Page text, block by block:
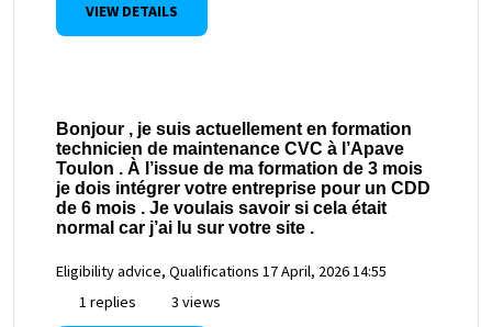
VIEW DETAILS
Bonjour , je suis actuellement en formation
technicien de maintenance CVC à l’Apave
Toulon . À l’issue de ma formation de 3 mois
je dois intégrer votre entreprise pour un CDD
de 6 mois . Je voulais savoir si cela était
normal car j’ai lu sur votre site .
Eligibility advice, Qualifications 17 April, 2026 14:55
1 replies
3 views